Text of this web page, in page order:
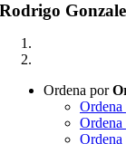
Rodrigo
Ordena por